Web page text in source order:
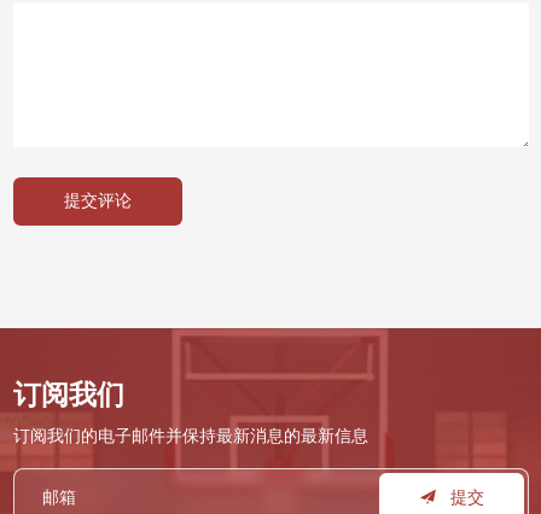
提交评论
订阅我们
订阅我们的电子邮件并保持最新消息的最新信息
提交